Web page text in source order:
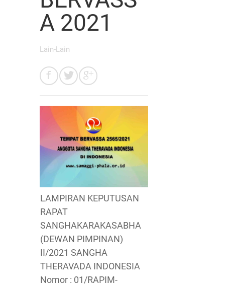
A 2021
Lain-Lain
LAMPIRAN KEPUTUSAN
RAPAT
SANGHAKARAKASABHA
(DEWAN PIMPINAN)
II/2021 SANGHA
THERAVADA INDONESIA
Nomor : 01/RAPIM-